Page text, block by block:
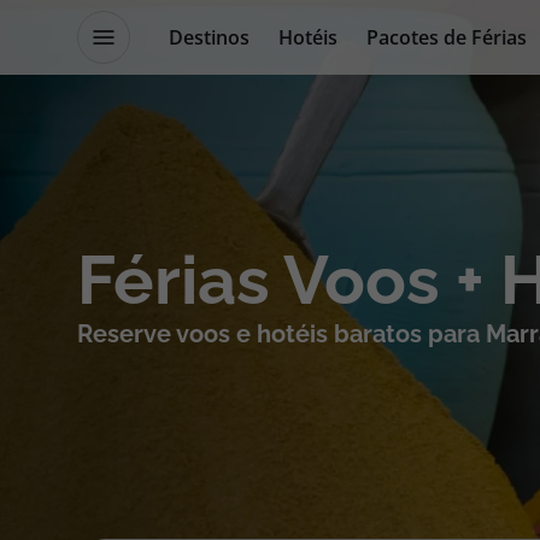
Destinos Hotéis
Pacotes de Férias
Promoções
Blog TopViagens
Voos Cruzeiros
Promoções
Férias Voos +
Reserve voos e hotéis baratos para